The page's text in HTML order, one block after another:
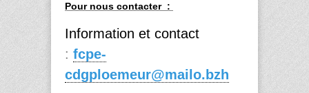
Pour nous contacter :
Information et contact
: fcpe-
cdgploemeur@mailo.bzh